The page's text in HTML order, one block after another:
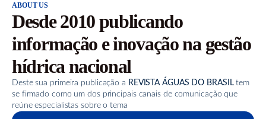
ABOUT US
Desde 2010 publicando
informação e inovação na gestão
hídrica nacional
Deste sua primeira publicação a REVISTA ÁGUAS DO BRASILtem
se firmado como um dos principais canais de comunicação que
reúne especialistas sobre o tema